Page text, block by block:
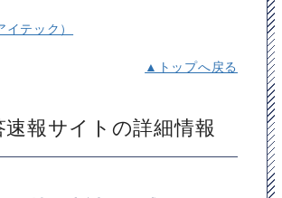
テック）
▲トップへ戻る
速報サイトの詳細情報